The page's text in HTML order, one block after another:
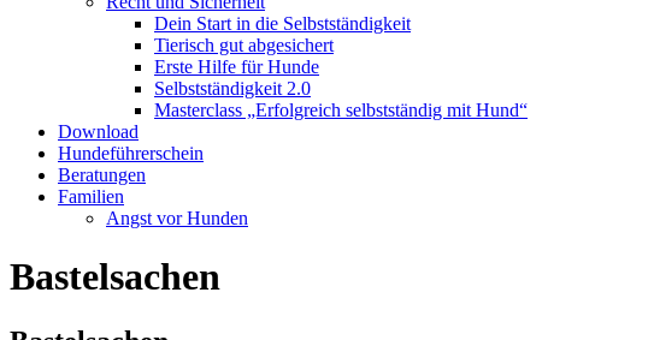
Dein Start in die Selbstständigkeit
Tierisch gut abgesichert
Erste Hilfe für Hunde
Selbstständigkeit 2.0
Masterclass „Erfolgreich selbstständig mit Hund“
Download
Hundeführerschein
Beratungen
Familien
Angst vor Hunden
Bastelsachen